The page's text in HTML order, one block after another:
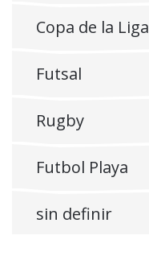
Copa de la Liga
Futsal
Rugby
Futbol Playa
sin definir